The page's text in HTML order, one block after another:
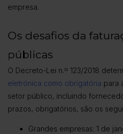
empresa.
Os desafios da
públicas
O Decreto-Lei n.º 123/2018
eletrónica como obrigatória para
setor público, incluindo
prazos, obrigatórios, são os
Grandes empresas: 1 de